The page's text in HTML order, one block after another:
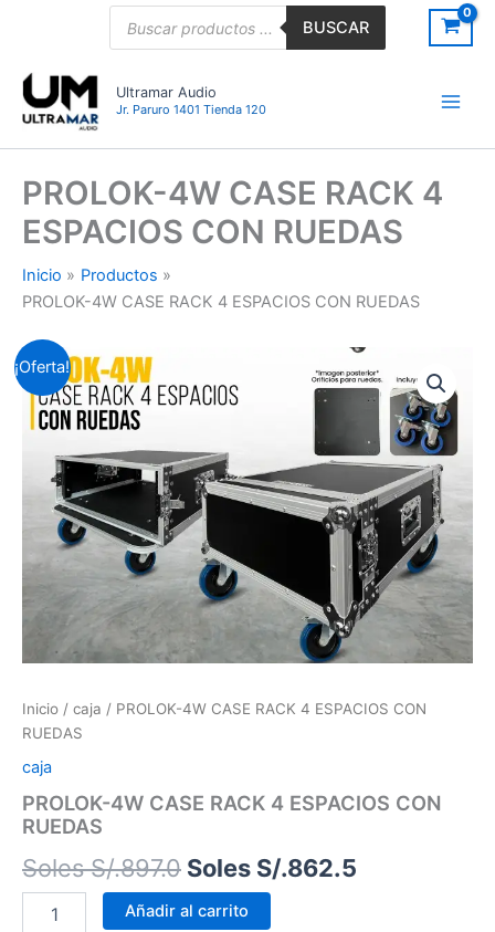
BUSCAR
Ultramar Audio
Jr. Paruro 1401 Tienda 120
PROLOK-4W CASE RACK 4
ESPACIOS CON RUEDAS
Inicio
Productos
PROLOK-4W CASE RACK 4 ESPACIOS CON RUEDAS
¡Oferta!
Inicio / caja / PROLOK-4W CASE RACK 4 ESPACIOS CON
RUEDAS
caja
PROLOK-4W CASE RACK 4 ESPACIOS CON
RUEDAS
Soles S/.897.0
precio
original
era:
Soles
S/.897.0.
Soles S/.862.5
El
precio
actual
es:
Soles
S/.862.5.
PROLOK-
4W
CASE
RACK
ESPACIOS
CON
RUEDAS
cantidad
Añadir al carrito